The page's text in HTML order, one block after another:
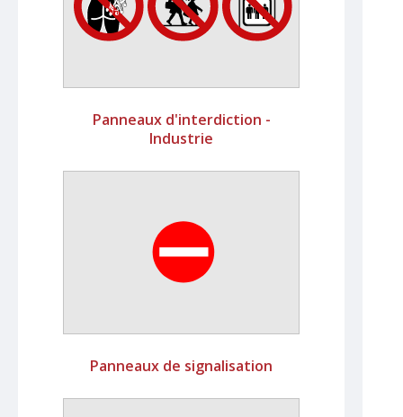
Panneaux d'interdiction -
Industrie
Panneaux de signalisation